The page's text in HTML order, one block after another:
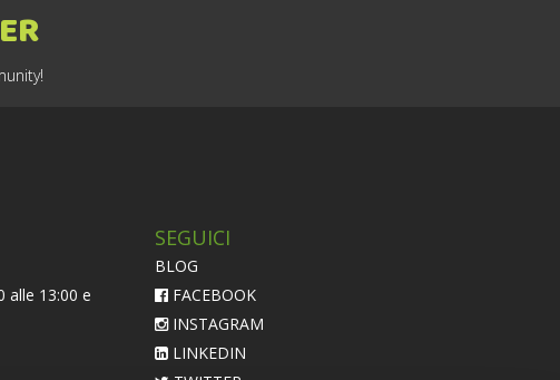
alle 13:00 e
SEGUICI
BLOG
FACEBOOK
INSTAGRAM
LINKEDIN